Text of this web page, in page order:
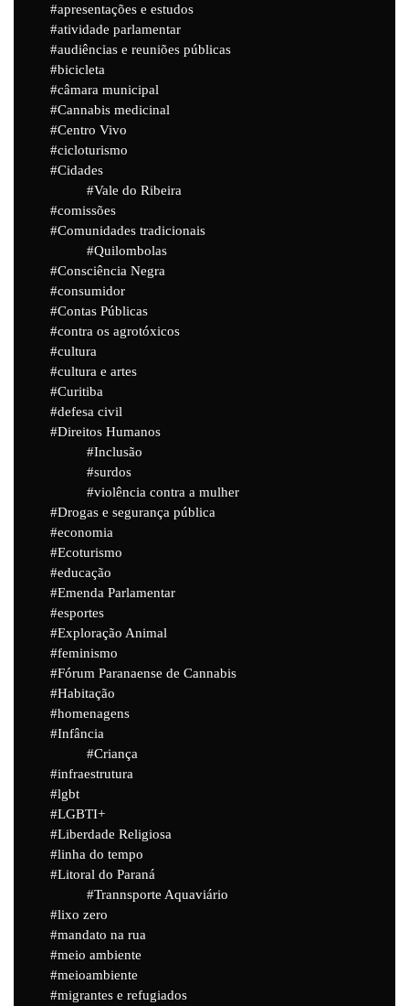
apresentações e estudos
atividade parlamentar
audiências e reuniões públicas
bicicleta
câmara municipal
Cannabis medicinal
Centro Vivo
cicloturismo
Cidades
Vale do Ribeira
comissões
Comunidades tradicionais
Quilombolas
Consciência Negra
consumidor
Contas Públicas
contra os agrotóxicos
cultura
cultura e artes
Curitiba
defesa civil
Direitos Humanos
Inclusão
surdos
violência contra a mulher
Drogas e segurança pública
economia
Ecoturismo
educação
Emenda Parlamentar
esportes
Exploração Animal
feminismo
Fórum Paranaense de Cannabis
Habitação
homenagens
Infância
Criança
infraestrutura
lgbt
LGBTI+
Liberdade Religiosa
linha do tempo
Litoral do Paraná
Trannsporte Aquaviário
lixo zero
mandato na rua
meio ambiente
meioambiente
migrantes e refugiados